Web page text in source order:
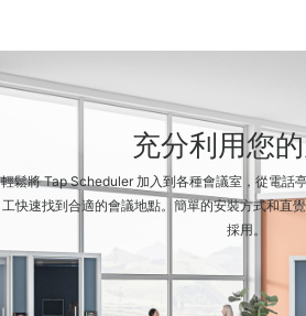
充分利用您
輕鬆將 Tap Scheduler 加入到各種會議室，從電話
工快速找到合適的會議地點。簡單的安裝方式和直
採用。